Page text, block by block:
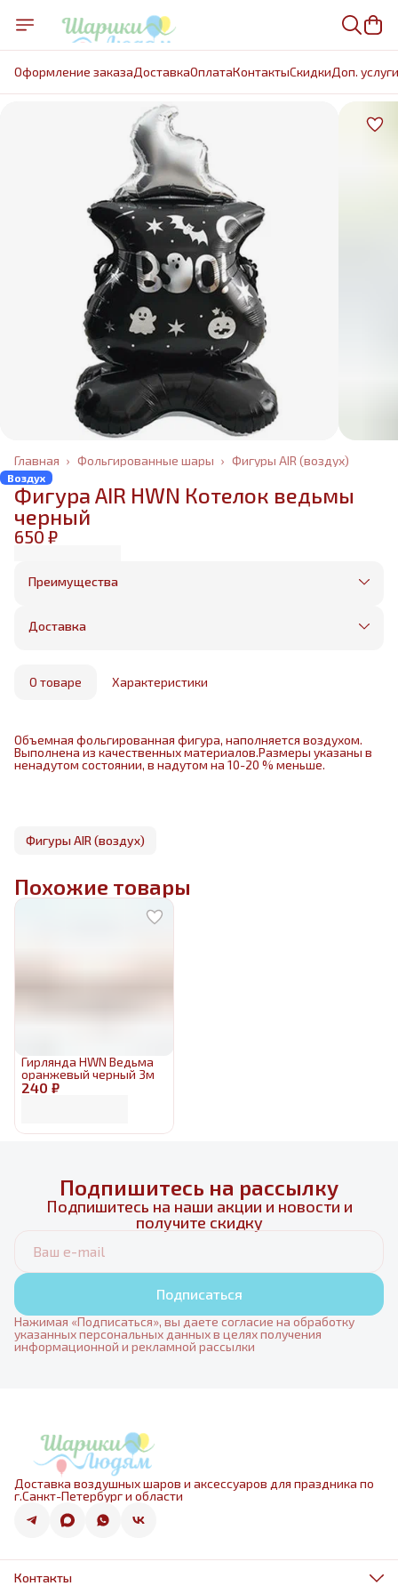
Оформление заказаДоставкаОплатаКонтактыCкидкиДоп. услуги
Фигуры AIR (воздух)
Фольгированные шары ›
Главная ›
Воздух
Фигура AIR HWN Котелок ведьмы
черный
650 ₽
Преимущества
Оплата частями в Сплит
Бесплатная доставка в пределах КАД
маркетплейса
Доставка
О товаре Характеристики
Объемная фольгированная фигура, наполняется воздухом.
Выполнена из качественных материалов.Размеры указаны в
ненадутом состоянии, в надутом на 10-20 % меньше.
Фигуры AIR (воздух)
Похожие товары
240 ₽
Гирлянда HWN Ведьма
оранжевый черный 3м
Подпишитесь на рассылку
Подпишитесь на наши акции и новости и
получите скидку
Подписаться
Нажимая «Подписаться», вы даете согласие на обработку
указанных персональных данных в целях получения
информационной и рекламной рассылки
Доставка воздушных шаров и аксессуаров для праздника по
г.Санкт-Петербург и области
Контакты